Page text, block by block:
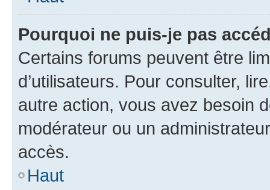
Pourquoi ne puis-je pas
Certains forums peuvent être
d’utilisateurs. Pour consulter,
autre action, vous avez besoin
modérateur ou un
accès.
Haut